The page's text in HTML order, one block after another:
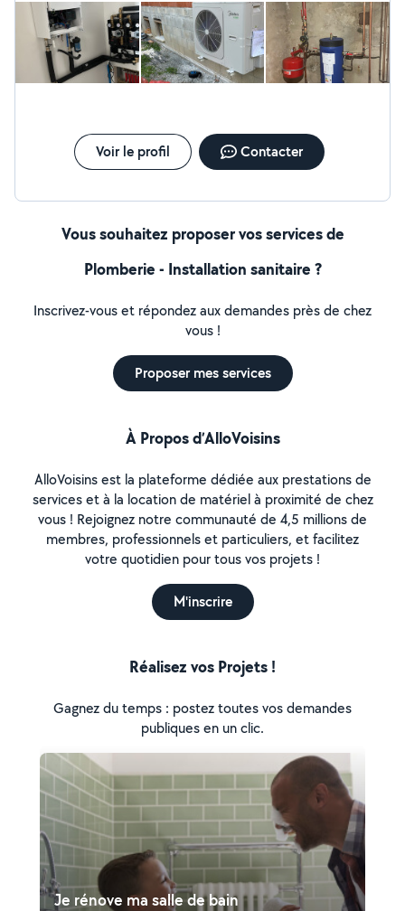
Voir le profil Contacter
Vous souhaitez proposer vos services de
Plomberie - Installation sanitaire ?
Inscrivez-vous et répondez aux demandes près de chez
vous !
Proposer mes services
À Propos d’AlloVoisins
AlloVoisins est la plateforme dédiée aux prestations de
services et à la location de matériel à proximité de chez
vous ! Rejoignez notre communauté de 4,5 millions de
membres, professionnels et particuliers, et facilitez
votre quotidien pour tous vos projets !
M'inscrire
Réalisez vos Projets !
Gagnez du temps : postez toutes vos demandes
publiques en un clic.
Je rénove ma salle de bain